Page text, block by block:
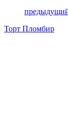
Торт Пломбир